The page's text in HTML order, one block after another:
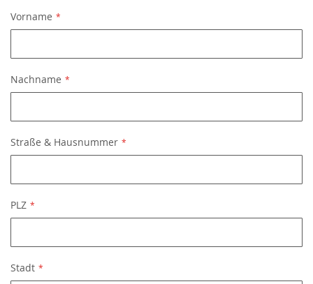
Vorname
Nachname
Straße & Hausnummer
PLZ
Stadt